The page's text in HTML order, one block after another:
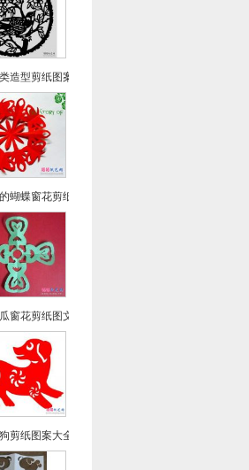
造型剪纸图案 春节窗花剪纸图案大全
蝴蝶窗花剪纸
窗花剪纸图文教程
（30款）
剪纸图案大全